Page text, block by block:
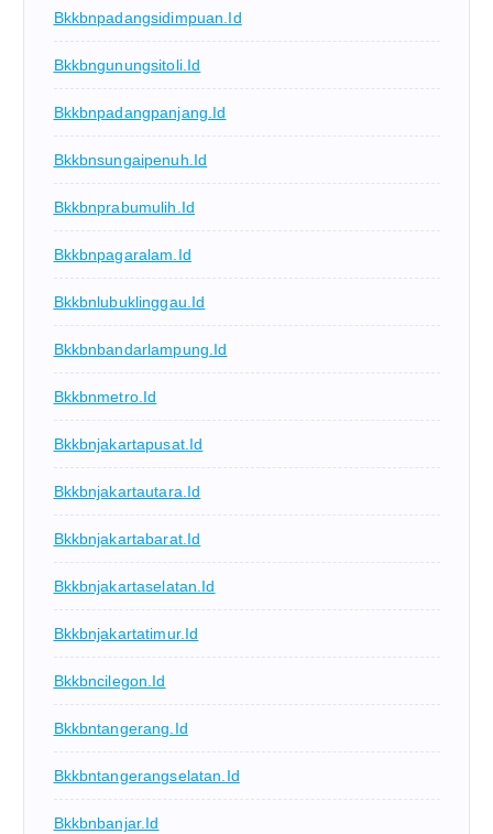
Bkkbnpadangsidimpuan.id
Bkkbngunungsitoli.id
Bkkbnpadangpanjang.id
Bkkbnsungaipenuh.id
Bkkbnprabumulih.id
Bkkbnpagaralam.id
Bkkbnlubuklinggau.id
Bkkbnbandarlampung.id
Bkkbnmetro.id
Bkkbnjakartapusat.id
Bkkbnjakartautara.id
Bkkbnjakartabarat.id
Bkkbnjakartaselatan.id
Bkkbnjakartatimur.id
Bkkbncilegon.id
Bkkbntangerang.id
Bkkbntangerangselatan.id
Bkkbnbanjar.id